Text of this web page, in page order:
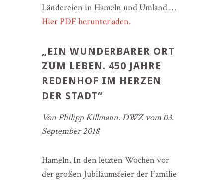
Ländereien in Hameln und Umland …
Hier PDF herunterladen.
„EIN WUNDERBARER ORT
ZUM LEBEN. 450 JAHRE
REDENHOF IM HERZEN
DER STADT“
Von Philipp Killmann. DWZ vom 03.
September 2018
Hameln. In den letzten Wochen vor
der großen Jubiläumsfeier der Familie